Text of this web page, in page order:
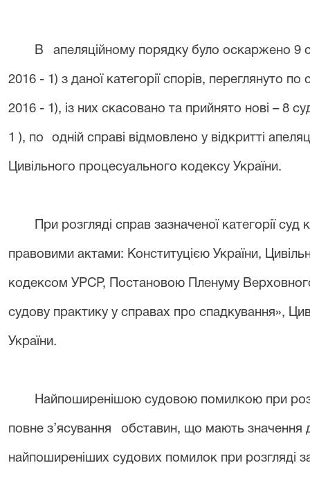
В апеляційному порядку було оскаржено 9
2016 - 1) з даної категорії спорів, переглянуто
2016 - 1), із них скасовано та прийнято нові – 8
1 ), по одній справі відмовлено у відкритті
Цивільного процесуального кодексу України.
При розгляді справ зазначеної категорії
правовими актами: Конституцією України,
кодексом УРСР, Постановою Пленуму
судову практику у справах про спадкування»,
України.
Найпоширенішою судовою помилкою при
повне з’ясування обставин, що мають значення
найпоширеніших судових помилок при розгляді